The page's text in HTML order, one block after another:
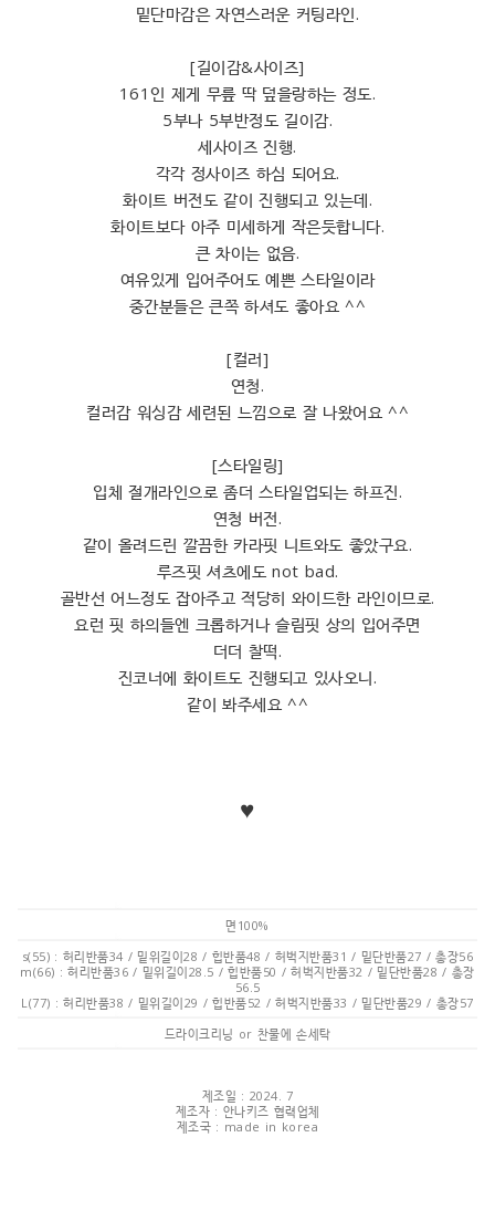
밑단마감은 자연스러운 커팅라인.
[길이감&사이즈]
161인 제게 무릎 딱 덮을랑하는 정도.
5부나 5부반정도 길이감.
세사이즈 진행.
각각 정사이즈 하심 되어요.
화이트 버전도 같이 진행되고 있는데.
화이트보다 아주 미세하게 작은듯합니다.
큰 차이는 없음.
여유있게 입어주어도 예쁜 스타일이라
중간분들은 큰쪽 하셔도 좋아요 ^^
[컬러]
연청.
컬러감 워싱감 세련된 느낌으로 잘 나왔어요 ^^
[스타일링]
입체 절개라인으로 좀더 스타일업되는 하프진.
연청 버전.
같이 올려드린 깔끔한 카라핏 니트와도 좋았구요.
루즈핏 셔츠에도 not bad.
골반선 어느정도 잡아주고 적당히 와이드한 라인이므로.
요런 핏 하의들엔 크롭하거나 슬림핏 상의 입어주면
더더 찰떡.
진코너에 화이트도 진행되고 있사오니.
같이 봐주세요 ^^
♥
면100%
s(55) : 허리반품34 / 밑위길이28 / 힙반품48 / 허벅지반품31 / 밑단반품27 / 총장56
m(66) : 허리반품36 / 밑위길이28.5 / 힙반품50 / 허벅지반품32 / 밑단반품28 / 총장
56.5
L(77) : 허리반품38 / 밑위길이29 / 힙반품52 / 허벅지반품33 / 밑단반품29 / 총장57
드라이크리닝 or 찬물에 손세탁
제조일 : 2024. 7
제조자 : 안나키즈 협력업체
제조국 : made in korea